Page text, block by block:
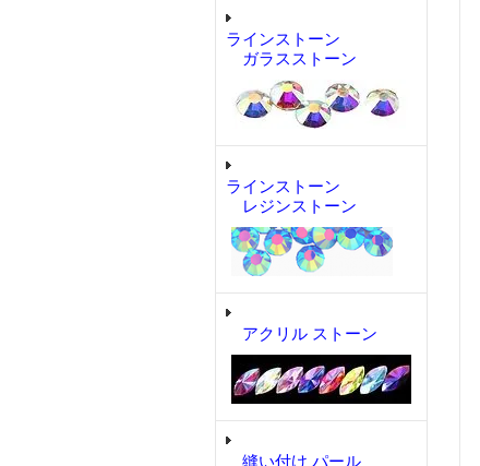
ラインストーン
ガラスストーン
ラインストーン
レジンストーン
アクリル ストーン
縫い付け パール